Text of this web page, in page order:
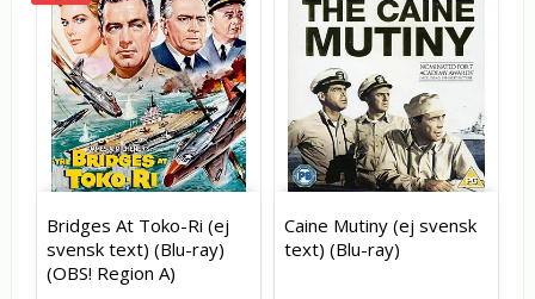
Bridges At Toko-Ri (ej
svensk text) (Blu-ray)
(OBS! Region A)
Caine Mutiny (ej svensk
text) (Blu-ray)